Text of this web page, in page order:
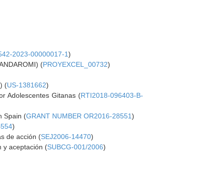
2023-00000017-1)
(PROYEXCEL_00732)
(US-1381662)
Adolescentes Gitanas (RTI2018-096403-B-
Spain (GRANT NUMBER OR2016-28551)
)
de acción (SEJ2006-14470)
y aceptación (SUBCG-001/2006)